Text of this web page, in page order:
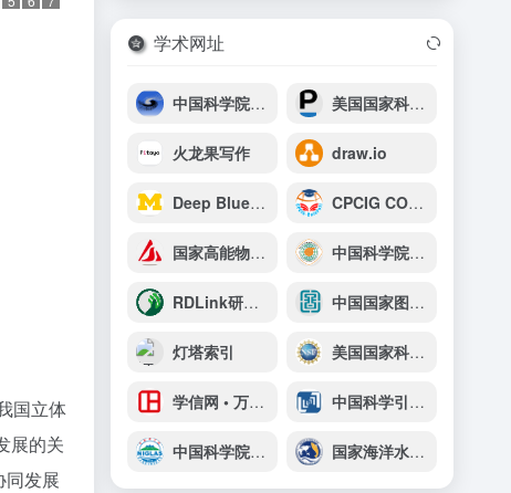
国立体
展的关
同发展
学术网址
中国科学院高能物理研究所 美国国家科学院院刊（PNAS）
火龙果写作 draw.io
Deep Blue Data CPCIG CONFERENCE INTERNATIONAL
国家高能物理科学数据中心 中国科学院地球化学研究所
RDLink研发家 中国国家图书馆
灯塔索引 美国国家科学基金会NSF
学信网 • 万方查重 中国科学引文数据库
中国科学院南京地理与湖泊研究所 国家海洋水产种质资源库